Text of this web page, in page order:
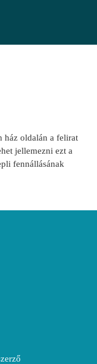
ház oldalán a felirat
jellemezni ezt a
fennállásának